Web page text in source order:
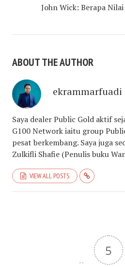
John Wick: Berapa
ABOUT THE AUTHOR
ekrammarfuadi
Saya dealer Public Gold aktif
G100 Network iaitu group
pesat berkembang. Saya juga
Zulkifli Shafie (Penulis buku
VIEW ALL POSTS
5